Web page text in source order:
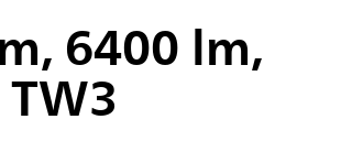
6400 lm,